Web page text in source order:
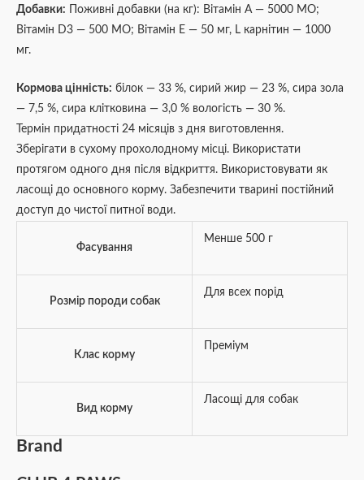
Добавки: Поживні добавки (на кг): Вітамін А — 5000 МО;
Вітамін D3 — 500 МО; Вітамін Е — 50 мг, L карнітин — 1000
мг.
Кормова цінність: білок — 33 %, сирий жир — 23 %, сира зола
— 7,5 %, сира клітковина — 3,0 % вологість — 30 %.
Термін придатності 24 місяців з дня виготовлення.
Зберігати в сухому прохолодному місці. Використати
протягом одного дня після відкриття. Використовувати як
ласощі до основного корму. Забезпечити тварині постійний
доступ до чистої питної води.
Фасування
Менше 500 г
Розмір породи собак
Для всех порід
Клас корму
Преміум
Вид корму
Ласощі для собак
Brand